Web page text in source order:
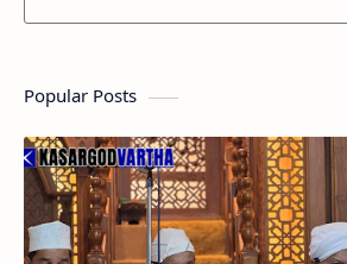
Popular Posts